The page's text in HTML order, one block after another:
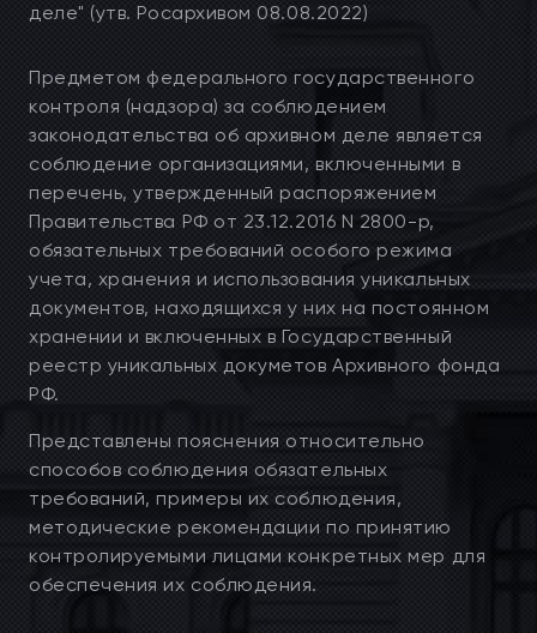
деле" (утв. Росархивом 08.08.2022)
Предметом федерального государственного
контроля (надзора) за соблюдением
законодательства об архивном деле является
соблюдение организациями, включенными в
перечень, утвержденный распоряжением
Правительства РФ от 23.12.2016 N 2800-р,
обязательных требований особого режима
учета, хранения и использования уникальных
документов, находящихся у них на постоянном
хранении и включенных в Государственный
реестр уникальных докуметов Архивного фонда
РФ.
Представлены пояснения относительно
способов соблюдения обязательных
требований, примеры их соблюдения,
методические рекомендации по принятию
контролируемыми лицами конкретных мер для
обеспечения их соблюдения.